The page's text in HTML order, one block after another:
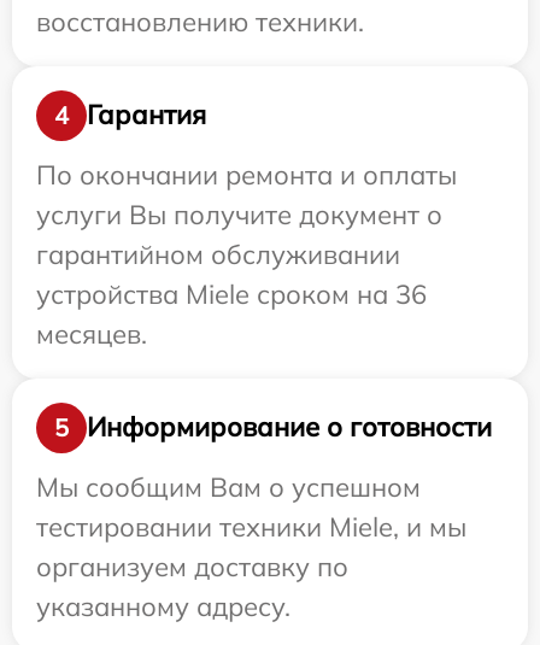
восстановлению техники.
4
Гарантия
По окончании ремонта и оплаты
услуги Вы получите документ о
гарантийном обслуживании
устройства Miele сроком на 36
месяцев.
5
Информирование о готовности
Мы сообщим Вам о успешном
тестировании техники Miele, и мы
организуем доставку по
указанному адресу.